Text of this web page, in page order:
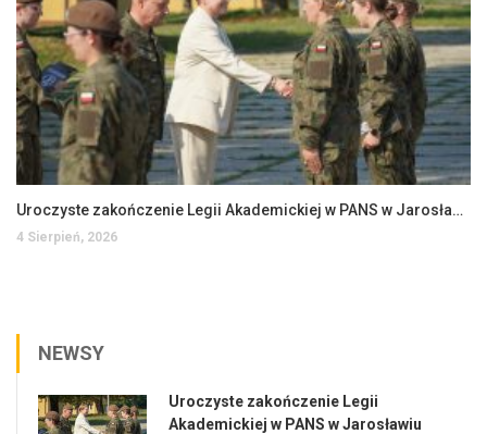
Uroczyste zakończenie Legii Akademickiej w PANS w Jarosławiu
4 Sierpień, 2026
NEWSY
Uroczyste zakończenie Legii
Akademickiej w PANS w Jarosławiu